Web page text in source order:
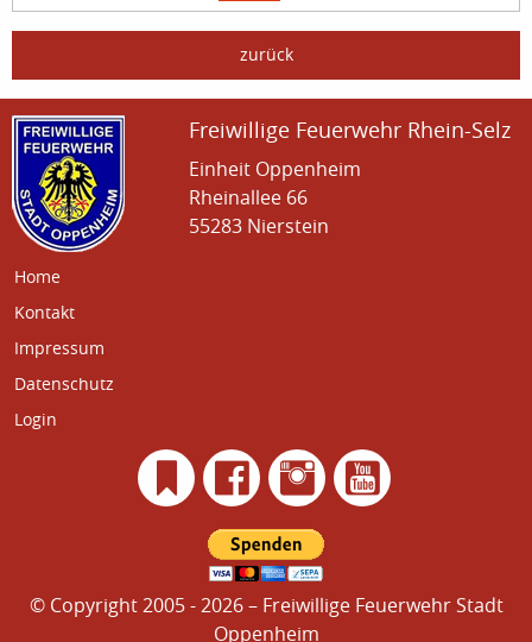
zurück
Freiwillige Feuerwehr Rhein-Selz
Einheit Oppenheim
Rheinallee 66
55283 Nierstein
Home
Kontakt
Impressum
Datenschutz
Login
© Copyright 2005 - 2026 – Freiwillige Feuerwehr Stadt
Oppenheim